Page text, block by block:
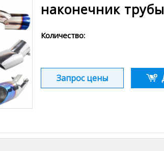
наконечник
Количество:
Запрос цены